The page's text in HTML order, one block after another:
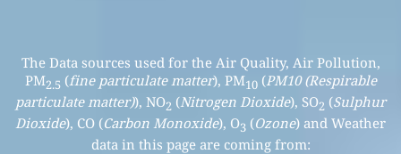
The Data sources used for the Air Quality, Air Pollution,
PM2.5 (fine particulate matter), PM10(PM10 (Respirable
particulate matter)), NO2 (Nitrogen Dioxide), SO2 (Sulphur
Dioxide), CO (Carbon Monoxide), O3 (Ozone) and Weather
data in this page are coming from: